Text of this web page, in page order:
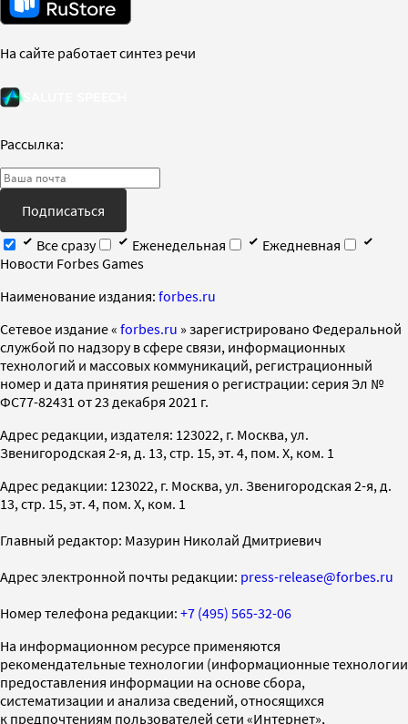
На сайте работает синтез речи
Рассылка:
Подписаться
Все сразу
Еженедельная
Ежедневная
Новости Forbes Games
Наименование издания: forbes.ru
Cетевое издание « forbes.ru » зарегистрировано Федеральной
службой по надзору в сфере связи, информационных
технологий и массовых коммуникаций, регистрационный
номер и дата принятия решения о регистрации: серия Эл №
ФС77-82431 от 23 декабря 2021 г.
Адрес редакции, издателя: 123022, г. Москва, ул.
Звенигородская 2-я, д. 13, стр. 15, эт. 4, пом. X, ком. 1
Адрес редакции: 123022, г. Москва, ул. Звенигородская 2-я, д.
13, стр. 15, эт. 4, пом. X, ком. 1
Главный редактор: Мазурин Николай Дмитриевич
Адрес электронной почты редакции: press-release@forbes.ru
Номер телефона редакции: +7 (495) 565-32-06
На информационном ресурсе применяются
рекомендательные технологии (информационные технологии
предоставления информации на основе сбора,
систематизации и анализа сведений, относящихся
к предпочтениям пользователей сети «Интернет»,